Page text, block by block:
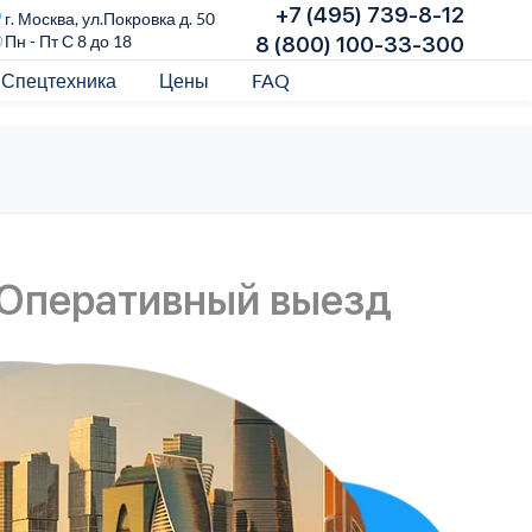
г. Москва, ул.Покровка д. 50
Пн - Пт С 8 до 18
+7 (495) 739-8-12
8 (800) 100-33-300
Спецтехника Цены FAQ
выезд